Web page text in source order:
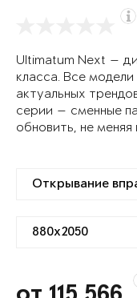
Ultimatum Next —
класса. Все
актуальных
серии — сменные
обновить, не